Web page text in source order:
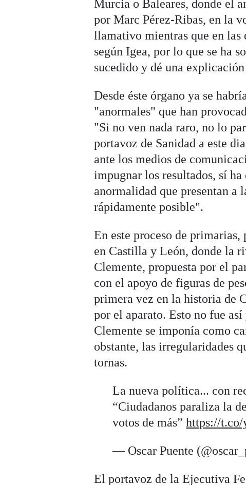
Murcia o Baleares, donde el
por Marc Pérez-Ribas, en la
llamativo mientras que en
según Igea, por lo que se ha
sucedido y dé una
Desde éste órgano ya se
"anormales" que han
"Si no ven nada raro, no lo
portavoz de Sanidad a este
ante los medios de
impugnar los resultados, sí
anormalidad que presentan a
rápidamente posible".
En este proceso de primarias,
en Castilla y León, donde la
Clemente, propuesta por el
con el apoyo de figuras de
primera vez en la historia de
por el aparato. Esto no fue
Clemente se imponía como
obstante, las irregularidades
tornas.
La nueva política... con
“Ciudadanos paraliza la
votos de más”https://
— Oscar Puente
El portavoz de la Ejecutiva